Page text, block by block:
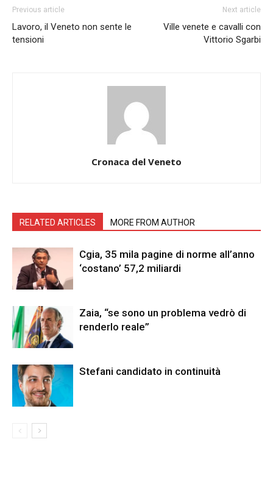
Previous article
Lavoro, il Veneto non sente le
tensioni
Next article
Ville venete e cavalli con
Vittorio Sgarbi
Cronaca del Veneto
RELATED ARTICLES MORE FROM AUTHOR
Cgia, 35 mila pagine di norme all’anno
‘costano’ 57,2 miliardi
Zaia, “se sono un problema vedrò di
renderlo reale”
Stefani candidato in continuità